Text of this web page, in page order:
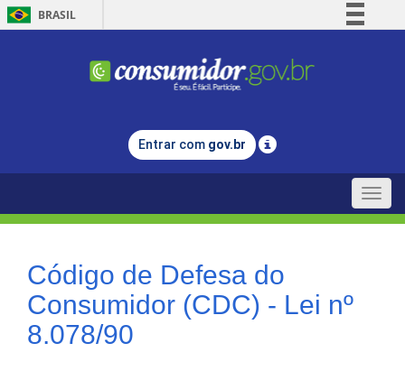
BRASIL
Comunica BR
Legislação
Entrar com gov.br
Toggle
Código de Defesa do
Consumidor (CDC) - Lei nº
8.078/90